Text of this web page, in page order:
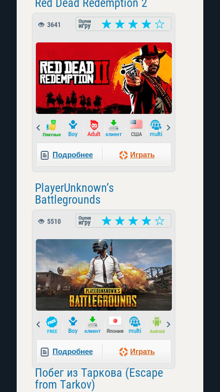
Red Dead Redemption 2
3641
Prev
Подробнее Играть
PlayerUnknown’s
Battlegrounds
5510
Prev
Подробнее Играть
Побег из Таркова (Escape
from Tarkov)